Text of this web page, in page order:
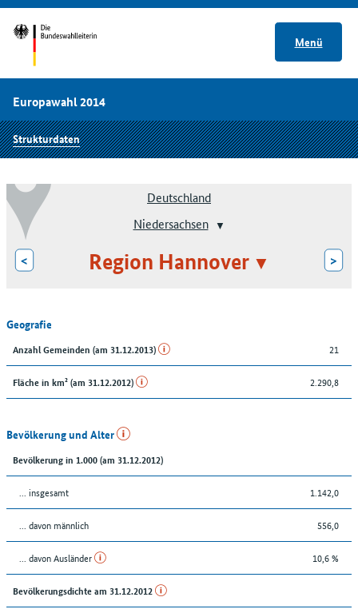
Menü
Europawahl 2014
Strukturdaten
Deutschland
Niedersachsen
< Region Hannover >
Geografie
Anzahl Gemeinden (am 31.12.2013) 21
Fläche in km² (am 31.12.2012) 2.290,8
Bevölkerung und Alter
Bevölkerung in 1.000 (am 31.12.2012)
... insgesamt 1.142,0
... davon männlich 556,0
... davon Ausländer 10,6 %
Bevölkerungsdichte am 31.12.2012